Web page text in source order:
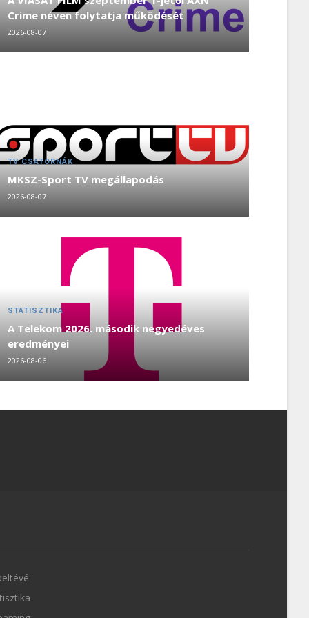
Crime néven folytatja működését
2026-08-07
TV CSATORNÁK
MKSZ-Sport TV megállapodás
2026-08-07
STATISZTIKA
A Telekom 2026. második negyedéves
eredményei
2026-08-06